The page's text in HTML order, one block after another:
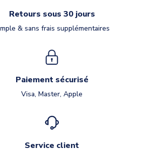
Retours sous 30 jours
& sans frais supplémentaires
Paiement sécurisé
Visa, Master, Apple
Service client